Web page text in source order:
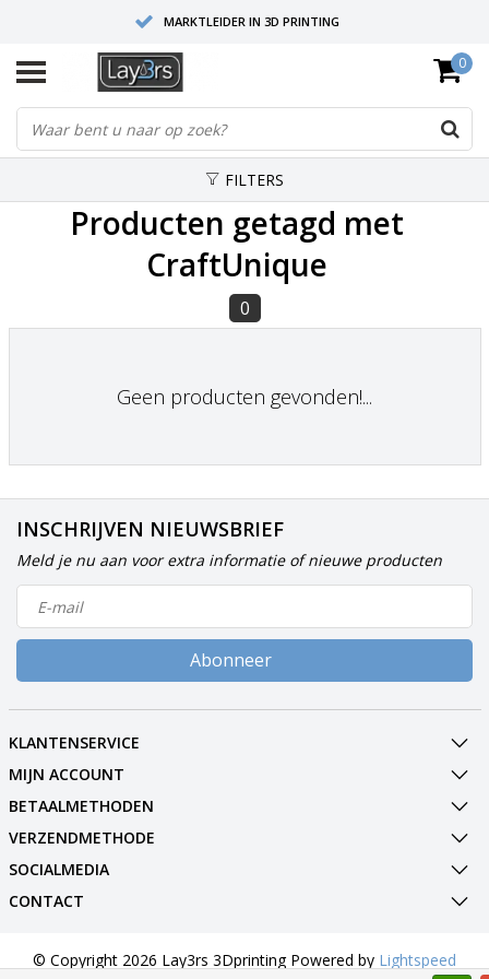
MARKTLEIDER IN 3D PRINTING
HOOGWAARDIGE SERVICE EN SUPPORT
FYSIEKE SHOWROOMS
0
FILTERS
Producten getagd met
CraftUnique
0
Geen producten gevonden!...
INSCHRIJVEN NIEUWSBRIEF
Meld je nu aan voor extra informatie of nieuwe producten
Abonneer
KLANTENSERVICE
MIJN ACCOUNT
BETAALMETHODEN
VERZENDMETHODE
SOCIALMEDIA
CONTACT
© Copyright 2026 Lay3rs 3Dprinting Powered by Lightspeed